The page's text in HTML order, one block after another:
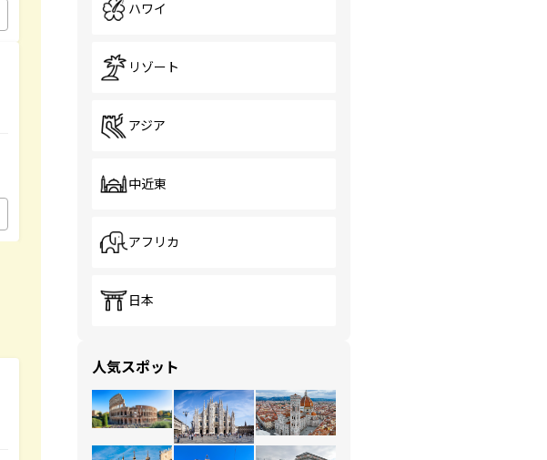
ハワイ
リゾート
アジア
中近東
アフリカ
日本
人気スポット